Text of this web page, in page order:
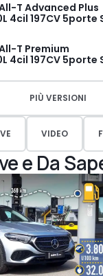
T Advanced Plus
4cil 197CV 5porte
T Premium
4cil 197CV 5porte
PIÙ VERSIONI
VIDEO
e Da